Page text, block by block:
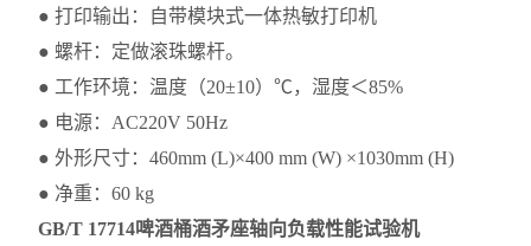
● 打印输出：自带模块式一体热敏打印机
● 螺杆：定做滚珠螺杆。
● 工作环境：温度（20±10）℃，湿度＜85%
● 电源：AC220V 50Hz
● 外形尺寸：460mm (L)×400 mm (W) ×1030mm (H)
● 净重：60 kg
GB/T 17714啤酒桶酒矛座轴向负载性能试验机